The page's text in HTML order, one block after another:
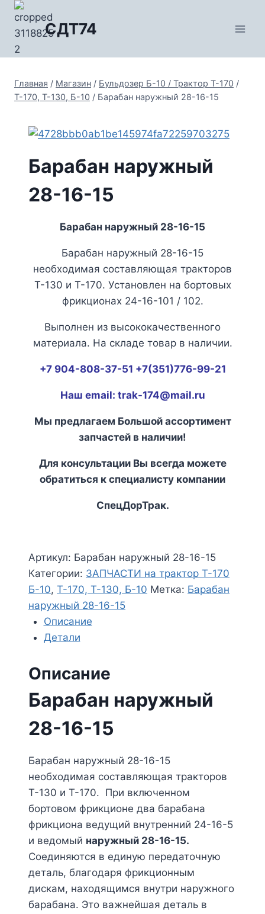
Перейти
содержимому
СДТ74
Главная / Магазин / Бульдозер Б-10 / Трактор Т-170 /
Т-170, Т-130, Б-10 / Барабан наружный 28-16-15
Барабан наружный
28-16-15
Барабан наружный 28-16-15
Барабан наружный 28-16-15
необходимая составляющая тракторов
Т-130 и Т-170. Установлен на бортовых
фрикционах 24-16-101 / 102.
Выполнен из высококачественного
материала. На складе товар в наличии.
+7 904-808-37-51 +7(351)776-99-21
Наш email: trak-174@mail.ru
Мы предлагаем Большой ассортимент
запчастей в наличии!
Для консультации Вы всегда можете
обратиться к специалисту компании
СпецДорТрак.
Артикул: Барабан наружный 28-16-15
Категории: ЗАПЧАСТИ на трактор Т-170
Б-10, Т-170, Т-130, Б-10 Метка: Барабан
наружный 28-16-15
Описание
Детали
Описание
Барабан наружный
28-16-15
Барабан наружный 28-16-15
необходимая составляющая тракторов
Т-130 и Т-170. При включенном
бортовом фрикционе два барабана
фрикциона ведущий внутренний 24-16-5
и ведомый наружный 28-16-15.
Соединяются в единую передаточную
деталь, благодаря фрикционным
дискам, находящимся внутри наружного
барабана. Это важнейшая деталь в